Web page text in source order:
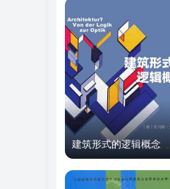
建筑形式的逻辑概念